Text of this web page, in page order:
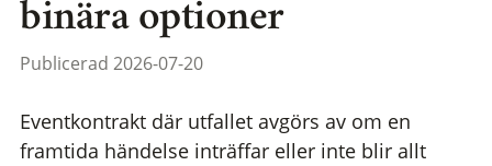
binära optioner
Publicerad 2026-07-20
Eventkontrakt där utfallet avgörs av om en
framtida händelse inträffar eller inte blir allt